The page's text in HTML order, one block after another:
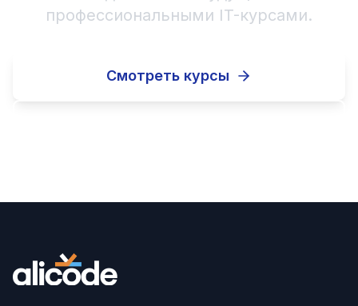
профессиональными IT-курсами.
Смотреть курсы